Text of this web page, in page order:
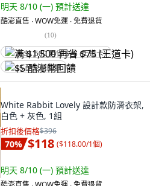
明天 8/10 (一) 預計送達
酷澎直售 ∙ WOW免運 ∙ 免費退貨
(10)
满 $1,500 再省 $75 (王道卡)
$5 酷澎幣回饋
White Rabbit Lovely 設計款防滑衣架,
白色 + 灰色, 1組
折扣後價格$396
70% $118 ($118.00/1個)
明天 8/10 (一) 預計送達